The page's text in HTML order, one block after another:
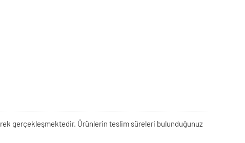
gerçekleşmektedir. Ürünlerin teslim süreleri bulunduğunuz